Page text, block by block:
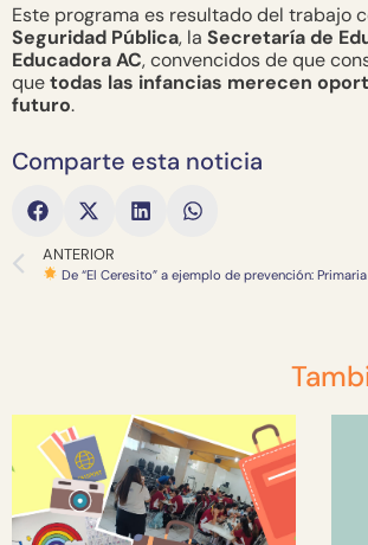
Este programa es resultado del trabajo
Seguridad Pública, la Secretaría de
Educadora AC, convencidos de que
quetodas las infancias merecen
futuro.
Comparte esta noticia
ANTERIOR
De “El Ceresito” a ejemplo de prevención: Primaria Rubén Jaramillo inspira con